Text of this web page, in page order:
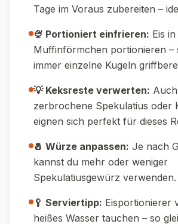
unter die Masse.
🍊 Fruchtig:Mit 2 EL fein
Orangenschale und etwas
ein frisches Aroma verfeinern.
🥜 Nussig:Füge 50 g gehackte,
Mandeln für extra Crunch
🌾 Glutenfrei:Glutenfreie
verwenden, alle anderen
glutenfrei.